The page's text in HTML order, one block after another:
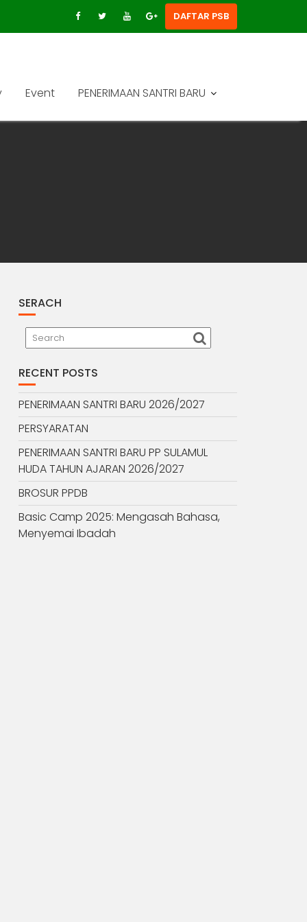
DAFTAR PSB
Event PENERIMAAN SANTRI BARU
SERACH
RECENT POSTS
PENERIMAAN SANTRI BARU 2026/2027
PERSYARATAN
PENERIMAAN SANTRI BARU PP SULAMUL
HUDA TAHUN AJARAN 2026/2027
BROSUR PPDB
Basic Camp 2025: Mengasah Bahasa,
Menyemai Ibadah